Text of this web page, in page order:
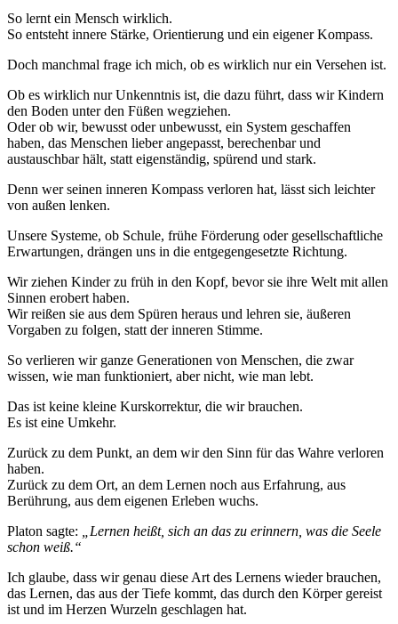
So lernt ein Mensch wirklich.
So entsteht innere Stärke, Orientierung und ein eigener Kompass.
Doch manchmal frage ich mich, ob es wirklich nur ein Versehen ist.
Ob es wirklich nur Unkenntnis ist, die dazu führt, dass wir Kindern
den Boden unter den Füßen wegziehen.
Oder ob wir, bewusst oder unbewusst, ein System geschaffen
haben, das Menschen lieber angepasst, berechenbar und
austauschbar hält, statt eigenständig, spürend und stark.
Denn wer seinen inneren Kompass verloren hat, lässt sich leichter
von außen lenken.
Unsere Systeme, ob Schule, frühe Förderung oder gesellschaftliche
Erwartungen, drängen uns in die entgegengesetzte Richtung.
Wir ziehen Kinder zu früh in den Kopf, bevor sie ihre Welt mit allen
Sinnen erobert haben.
Wir reißen sie aus dem Spüren heraus und lehren sie, äußeren
Vorgaben zu folgen, statt der inneren Stimme.
So verlieren wir ganze Generationen von Menschen, die zwar
wissen, wie man funktioniert, aber nicht, wie man lebt.
Das ist keine kleine Kurskorrektur, die wir brauchen.
Es ist eine Umkehr.
Zurück zu dem Punkt, an dem wir den Sinn für das Wahre verloren
haben.
Zurück zu dem Ort, an dem Lernen noch aus Erfahrung, aus
Berührung, aus dem eigenen Erleben wuchs.
Platon sagte:
„Lernen heißt, sich an das zu erinnern, was die Seele
schon weiß.“
Ich glaube, dass wir genau diese Art des Lernens wieder brauchen,
das Lernen, das aus der Tiefe kommt, das durch den Körper gereist
ist und im Herzen Wurzeln geschlagen hat.